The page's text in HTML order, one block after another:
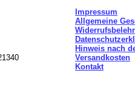
Impressum
Allgemeine
Hinweis nach
Versandkosten
Kontakt